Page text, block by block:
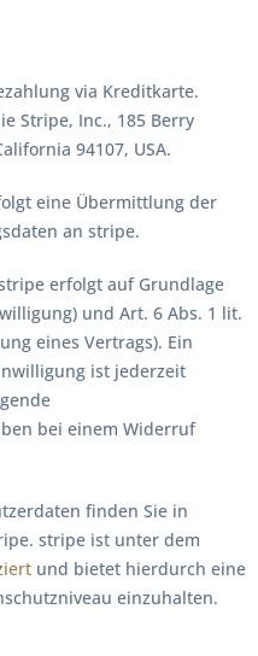
via Kreditkarte.
Stripe, Inc., 185 Berry
94107, USA.
eine Übermittlung der
an stripe.
erfolgt auf Grundlage
und Art. 6 Abs. 1 lit.
eines Vertrags). Ein
ist jederzeit
bei einem Widerruf
finden Sie in
stripe ist unter dem
und bietet hierdurch eine
einzuhalten.